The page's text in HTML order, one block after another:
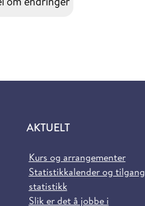
AKTUELT
Kurs og arrangementer
Statistikkalender og
statistikk
Slik er det å jobbe i